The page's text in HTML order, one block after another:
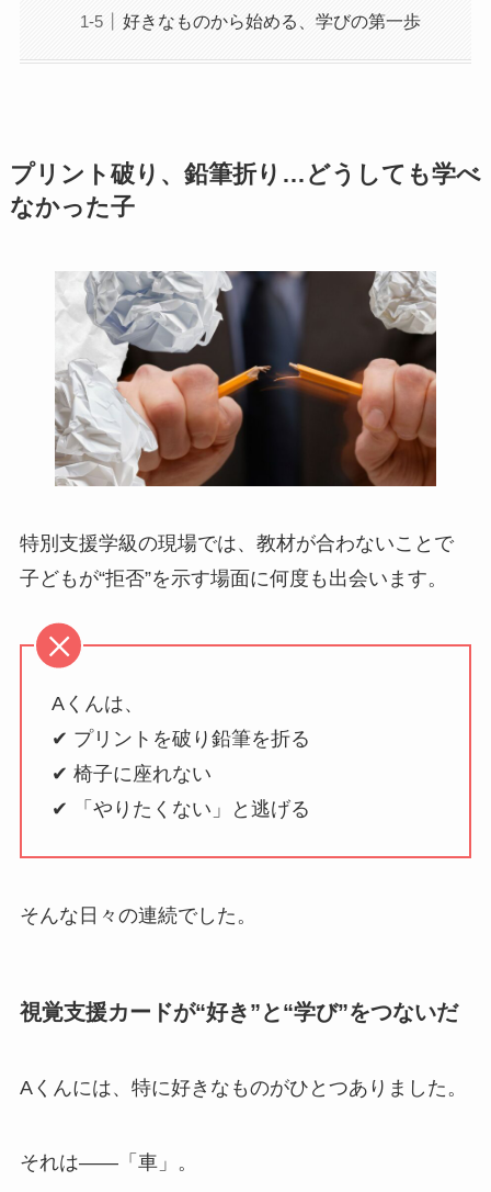
好きなものから始める、学びの第一歩
プリント破り、鉛筆折り…どうしても学べ
なかった子
特別支援学級の現場では、教材が合わないことで
子どもが“拒否”を示す場面に何度も出会います。
Aくんは、
✔ プリントを破り鉛筆を折る
✔ 椅子に座れない
✔ 「やりたくない」と逃げる
そんな日々の連続でした。
視覚支援カードが“好き”と“学び”をつないだ
Aくんには、特に好きなものがひとつありました。
それは——「車」。